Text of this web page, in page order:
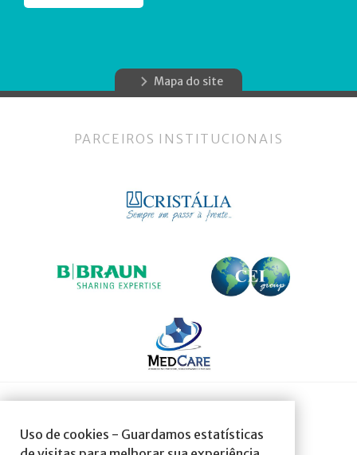
Uso de cookies - Guardamos estatísticas
Mapa do site
PARCEIROS INSTITUCIONAIS
SOCIEDADE AFILIADA À: